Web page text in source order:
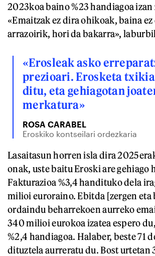
2023koa baino %23 handiagoa izan
«Emaitzak ez dira ohikoak, baina ez
arrazoirik, hori da bakarra»,
«Erosleak asko
prezioari. Erosketa
ditu, eta gehiagotan
merkatura»
ROSA CARABEL
Eroskiko kontseilari ordezkaria
Lasaitasun horren isla dira
onak, uste baitu Eroski are gehiago
Fakturazioa %3,4 handituko dela
milioi euroraino. Ebitda [zergen eta
ordaindu beharrekoen aurreko
340 milioi eurokoa izatea espero
%2,4 handiagoa. Halaber, beste 71
dituztela aurreratu du. Bost urtetan